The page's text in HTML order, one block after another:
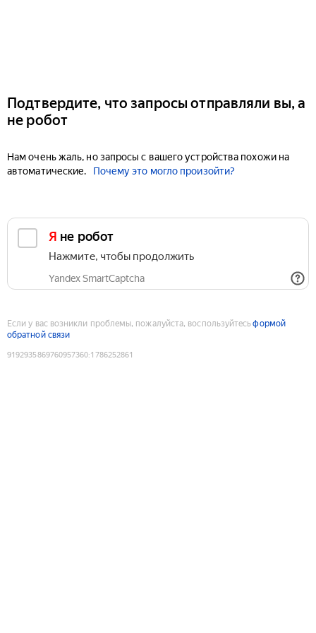
Подтвердите, что запросы отправляли вы, а
не робот
Нам очень жаль, но запросы с вашего устройства похожи на
автоматические.
Почему это могло произойти?
Я не робот
Нажмите, чтобы продолжить
Yandex SmartCaptcha
Если у вас возникли проблемы, пожалуйста, воспользуйтесьформой
обратной связи
9192935869760957360:1786252861